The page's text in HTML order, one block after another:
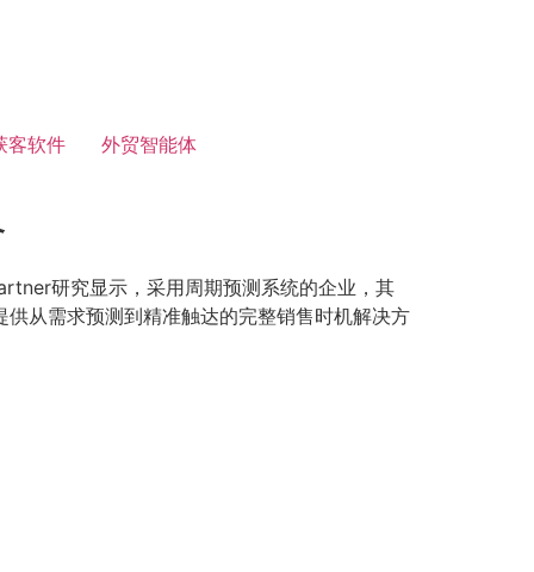
客软件 外贸智能体
研究显示，采用周期预测系统的企业，其
从需求预测到精准触达的完整销售时机解决方